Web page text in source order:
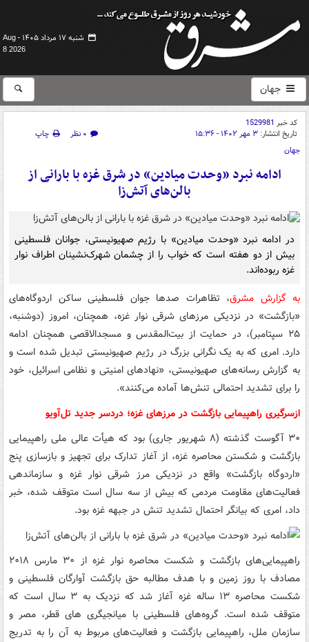
شنبه ۱۷ مرداد ۱۴۰۵ -
Aug
8 2026
جهان
کد خبر 1529981
تاریخ انتشار: ۳ مهر ۱۴۰۲ - ۱۵:۳۶ ۰ نظر
چاپ
جهان
ادامه نبرد «وحدت میادین» در شرق غزه با بارانی از
بالن‌های آتش‌زا
در ادامه نبرد «وحدت میادین» با رژیم صهیونیستی، جوانان فلسطینی
بیش از دو هفته است که خواب را از چشمان شهرک‌نشینان اطراف نوار
غزه ربوده‌اند.
به گزارش مشرق، تظاهرات‌ صدها جوان فلسطینی ساکن اردوگاه‌های
«بازگشت» در نزدیکی مرزهای شرقی نوار غزه، همچنان، امروز (دوشنبه،
۲۵ سپتامبر)، در حمایت از بیت‌المقدس و مسجدالاقصی همچنان ادامه
دارد. امری که به یک نگرانی بزرگ در رژیم صهیونیستی تبدیل شده است و
به گزارش رسانه‌های صهیونیستی، «نهادهای امنیتی و نظامی اسرائیل، خود
را برای تشدید احتمالی تنش‌ها آماده می‌کنند».
ازسرگیری راهپیمایی بازگشت در مرزهای غزه؛ دردسر جدید تل‌آویو
۳۰ آگوست گذشته (۸ شهریور جاری) بود که هیأت عالی ملی راهپیمایی
بازگشت و شکستن محاصره غزه، از آغاز تدارک برای تجهیز و بازسازی پنج
«اردوگاه بازگشت» واقع در نزدیکی مرز شرقی نوار غزه و سازماندهی
فعالیت‌های مقاومت مردمی که بیش از سه سال است متوقف شده، خبر
داد، امری که بیانگر احتمال تشدید تنش در جبهه غزه بود.
راهپیمایی‌های بازگشت و شکست محاصره نوار غزه از ۳۰ مارس ۲۰۱۸
مصادف با روز زمین و با هدف مطالبه حق بازگشت آوارگان فلسطینی و
شکست محاصره ۱۳ ساله غزه آغاز شد که نزدیک به ۳ سال است که
متوقف شده است. گروه‌های فلسطینی با میانجیگری های قطر، مصر و
سازمان ملل، راهپیمایی‌ بازگشت و فعالیت‌های مربوط به آن را به تدریج